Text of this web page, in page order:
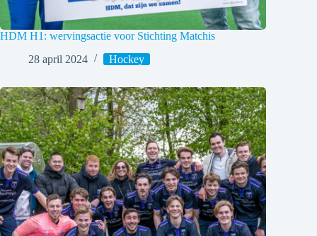
HDM H1: wervingsactie voor Stichting Matchis
28 april 2024
Hockey